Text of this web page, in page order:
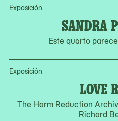
Exposición
SANDRA
Este quarto
Exposición
LOVE
The Harm Reduction
Richard